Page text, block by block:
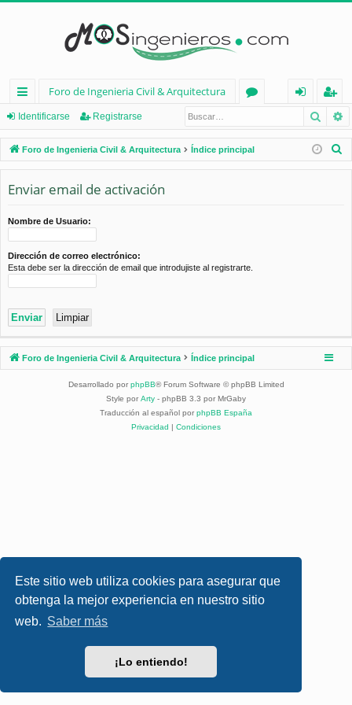
Este sitio web utiliza cookies para asegurar que
obtenga la mejor experiencia en nuestro sitio
web. Saber más
¡Lo entiendo!
nl
ac
es
rá
d
os
Foro de Ingenieria Civil & Arquitectura
os
nt
ifi
eg
ist
ra
Identificarse Registrarse
Foro de Ingenieria Civil & Arquitectura Índice principal
Enviar email de activación
Nombre de Usuario:
Dirección de correo electrónico:
Esta debe ser la dirección de email que introdujiste al registrarte.
Foro de Ingenieria Civil & Arquitectura Índice principal
Desarrollado por phpBB® Forum Software © phpBB Limited
Style por Arty - phpBB 3.3 por MrGaby
Traducción al español por phpBB España
Privacidad | Condiciones